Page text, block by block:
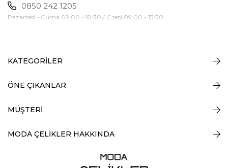
0850 242 1205
Pazartesi - Cuma 09:00 - 18:30 / C.tesi 09:00 - 13:30
KATEGORİLER
ÖNE ÇIKANLAR
MÜŞTERİ
MODA ÇELİKLER HAKKINDA